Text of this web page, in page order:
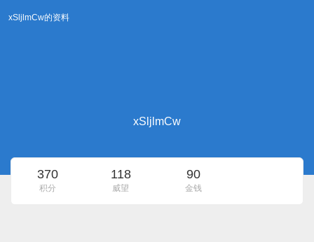
xSljlmCw的资料
xSljlmCw
370
积分
118
威望
90
金钱